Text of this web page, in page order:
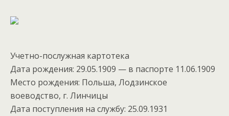
Учетно-послужная картотека
Дата рождения: 29.05.1909 — в паспорте 11.06.1909
Место рождения: Польша, Лодзинское
воеводство, г. Линчицы
Дата поступления на службу: 25.09.1931